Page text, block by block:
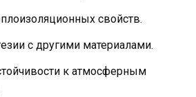
свойств.
с другими материалами.
к атмосферным